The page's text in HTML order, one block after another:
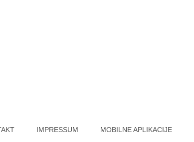
IMPRESSUM MOBILNE APLIKACIJE